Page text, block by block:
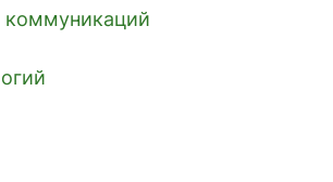
коммуникаций